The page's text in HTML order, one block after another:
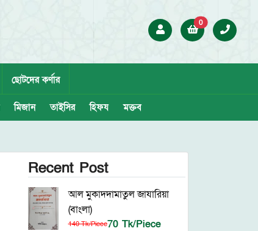
0
ছোটদের কর্ণার
মিজান তাইসির হিফয মক্তব
Recent Post
আল মুকাদদামাতুল জাযারিয়া
(বাংলা)
140 Tk/Piece70 Tk/Piece